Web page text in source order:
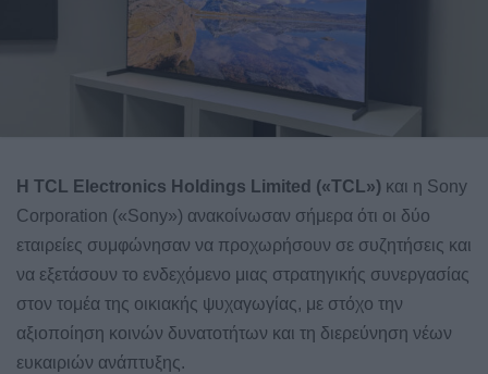
Η TCL Electronics Holdings Limited («TCL») και η Sony
Corporation («Sony») ανακοίνωσαν σήμερα ότι οι δύο
εταιρείες συμφώνησαν να προχωρήσουν σε συζητήσεις και
να εξετάσουν το ενδεχόμενο μιας στρατηγικής συνεργασίας
στον τομέα της οικιακής ψυχαγωγίας, με στόχο την
αξιοποίηση κοινών δυνατοτήτων και τη διερεύνηση νέων
ευκαιριών ανάπτυξης.